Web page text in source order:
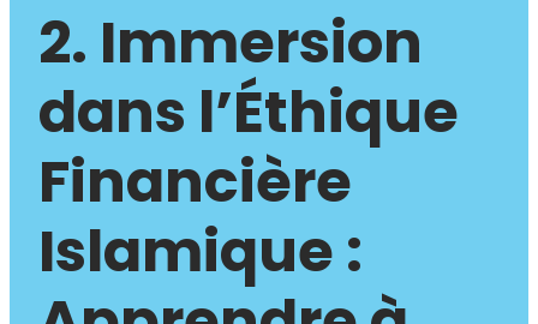
2. Immersion
dans l’Éthique
Financière
Islamique :